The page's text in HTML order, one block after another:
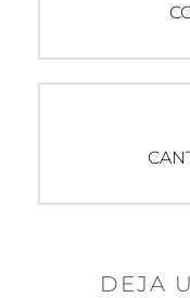
entradas
DEJA